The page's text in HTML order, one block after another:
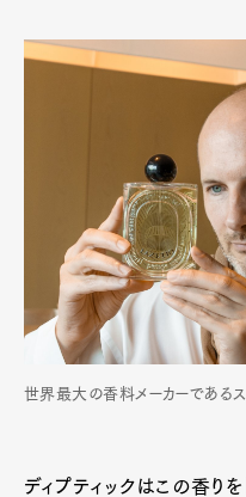
世界最大の香料メーカーであるス
ディプティックはこの香り